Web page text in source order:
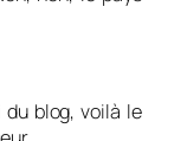
du blog, voilà le